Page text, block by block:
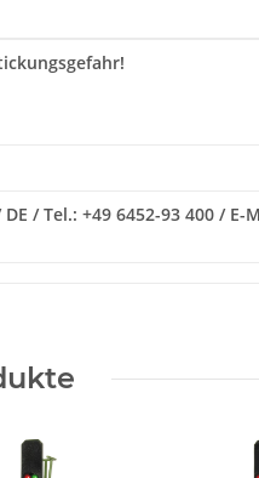
/ Tel.: +49 6452-93 400 /